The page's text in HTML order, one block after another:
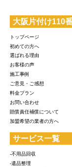
大阪片付け110
トップページ
初めての方へ
選ばれる理由
お客様の声
施工事例
ご意見・ご感想
料金プラン
お問い合わせ
賠償責任補償について
加盟希望の業者の方へ
サービス一覧
-不用品回収
-遺品整理